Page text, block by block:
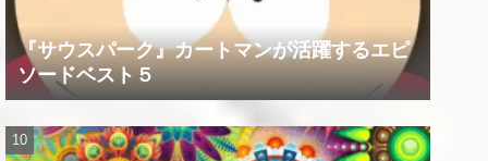
『サウスパーク』カートマンが活躍するエピ
ソードベスト５